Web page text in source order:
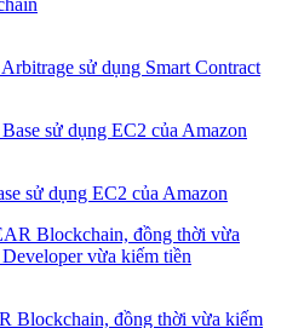
sử dụng Smart Contract
sử dụng EC2 của Amazon
Blockchain, đồng thời vừa kiếm